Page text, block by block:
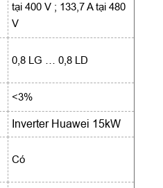
tại 400 V ; 133,7 A tại 480
V
0,8 LG … 0,8 LD
<3%
Inverter Huawei 15kW
Có